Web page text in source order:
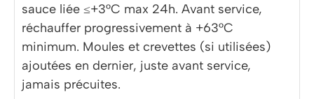
sauce liée ≤+3°C max 24h. Avant service,
réchauffer progressivement à +63°C
minimum. Moules et crevettes (si utilisées)
ajoutées en dernier, juste avant service,
jamais précuites.